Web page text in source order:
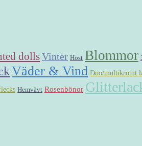
dollsVinter Höst Blommor
Väder & Vind Duo/multikromt
Hemvävt Rosenbönor